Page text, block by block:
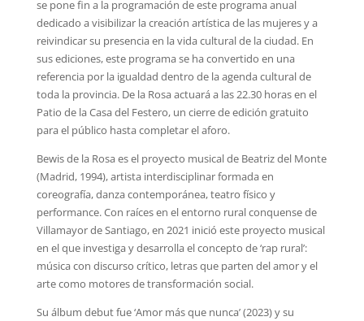
se pone fin a la programación de este programa anual
dedicado a visibilizar la creación artística de las mujeres y a
reivindicar su presencia en la vida cultural de la ciudad. En
sus ediciones, este programa se ha convertido en una
referencia por la igualdad dentro de la agenda cultural de
toda la provincia. De la Rosa actuará a las 22.30 horas en el
Patio de la Casa del Festero, un cierre de edición gratuito
para el público hasta completar el aforo.
Bewis de la Rosa es el proyecto musical de Beatriz del Monte
(Madrid, 1994), artista interdisciplinar formada en
coreografía, danza contemporánea, teatro físico y
performance. Con raíces en el entorno rural conquense de
Villamayor de Santiago, en 2021 inició este proyecto musical
en el que investiga y desarrolla el concepto de ‘rap rural’:
música con discurso crítico, letras que parten del amor y el
arte como motores de transformación social.
Su álbum debut fue ‘Amor más que nunca’ (2023) y su